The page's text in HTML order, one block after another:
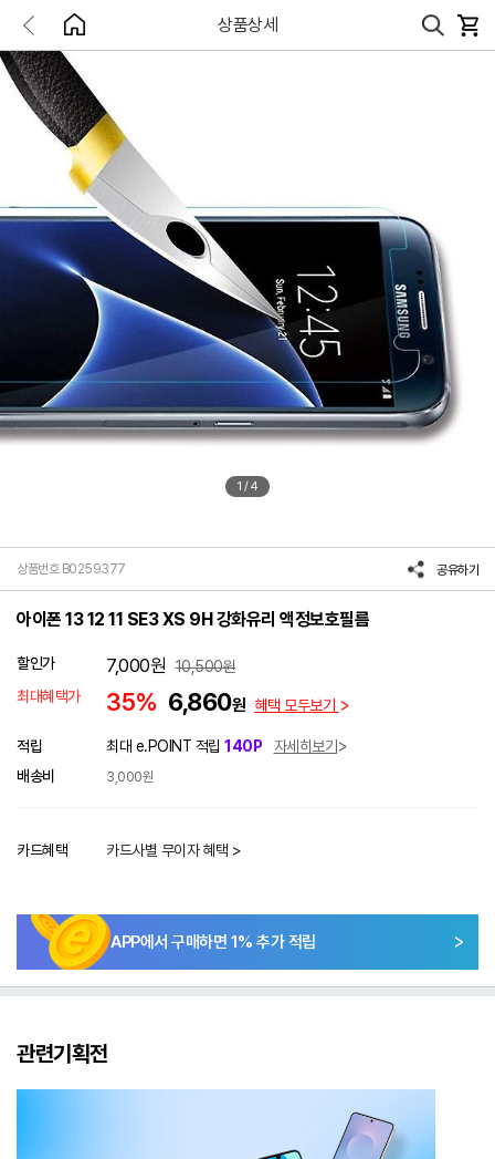
상품상세
1 /4
상품번호 B0259377 공유하기
아이폰 13 12 11 SE3 XS 9H 강화유리 액정보호필름
할인가 7,000원 10,500원
최대혜택가
35% 6,860원 혜택 모두보기
적립 최대 e.POINT 적립 140P
자세히보기
배송비
3,000원
카드혜택 카드사별 무이자 혜택 >
APP에서 구매하면 1% 추가 적립
관련기획전